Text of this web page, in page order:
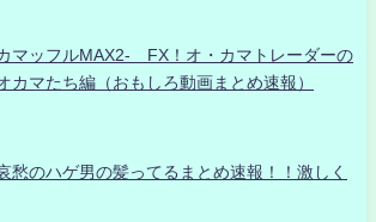
マッフルMAX2- FX！オ・カマトレーダーの
マたち編（おもしろ動画まとめ速報）
愁のハゲ男の髪ってるまとめ速報！！激しく